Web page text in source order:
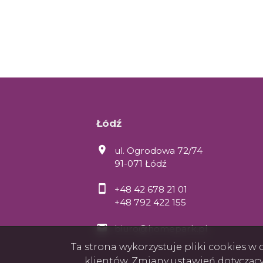
Łódź
ul. Ogrodowa 72/74
91-071 Łódź
+48 42 678 21 01
+48 792 422 155
biuro@homepark.pl
Ta strona wykorzystuje pliki cookies w
klientów. Zmiany ustawień